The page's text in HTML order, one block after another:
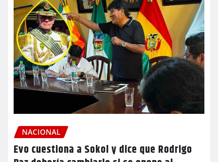
NACIONAL
Evo cuestiona a Sokol y dice que Rodrigo